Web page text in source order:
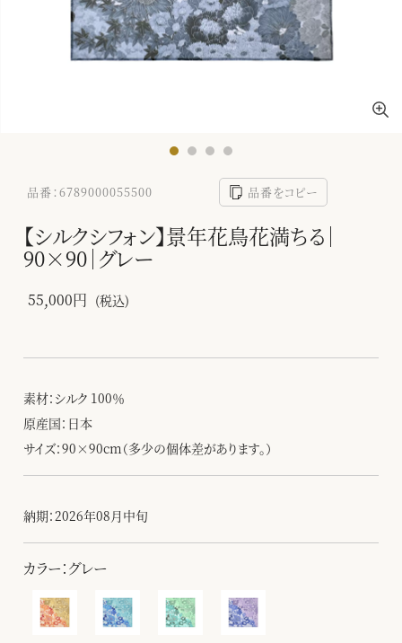
品番：6789000055500 品番をコピー
【シルクシフォン】景年花鳥花満ちる｜
90×90｜グレー
55,000円 (税込)
素材：シルク 100％
原産国：日本
サイズ：90×90cm（多少の個体差があります。）
納期：2026年08月中旬
カラー：グレー